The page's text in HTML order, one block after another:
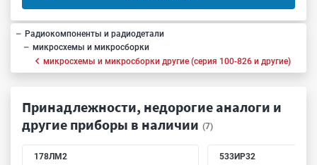
Радиокомпоненты и радиодетали
микросхемы и микросборки
микросхемы и микросборки другие (серия 100-826 и другие)
Принадлежности, недорогие аналоги и
другие приборы в наличии (7)
178ЛМ2 533ИР32